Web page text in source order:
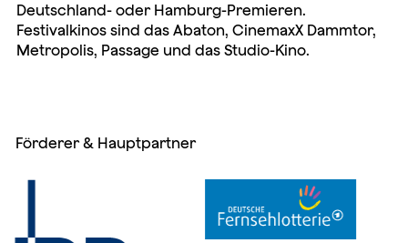
Deutschland- oder Hamburg-Premieren.
Festivalkinos sind das Abaton, CinemaxX Dammtor,
Metropolis, Passage und das Studio-Kino.
Förderer & Hauptpartner